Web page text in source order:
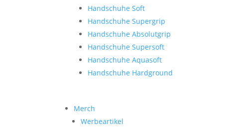
Handschuhe Soft
Handschuhe Supergrip
Handschuhe Absolutgrip
Handschuhe Supersoft
Handschuhe Aquasoft
Handschuhe Hardground
Merch
Werbeartikel